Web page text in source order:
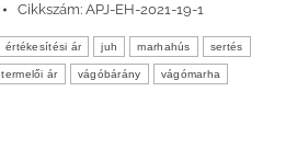
Cikkszám: APJ-EH-2021-19-1
értékesítési ár juh marhahús sertés
termelői ár vágóbárány vágómarha